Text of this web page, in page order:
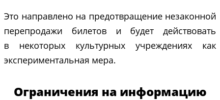
Это направлено на предотвращение незаконной
перепродажи билетов и будет действовать
в некоторых культурных учреждениях как
экспериментальная мера.
Ограничения на информацию